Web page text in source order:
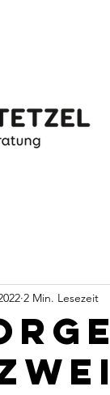
2 Min. Lesezeit